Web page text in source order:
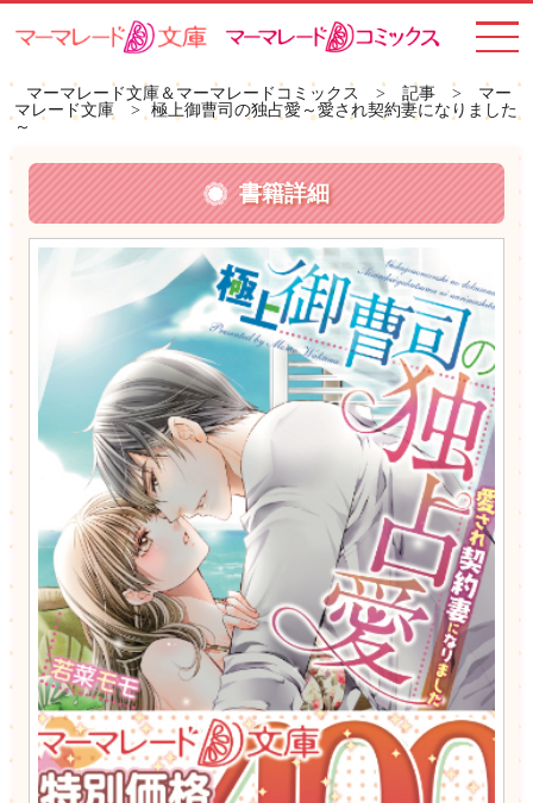
toggle
マーマレード文庫＆マーマレードコミックス
> 記事 >
マー
マレード文庫
>
極上御曹司の独占愛～愛され契約妻になりました
～
書籍詳細